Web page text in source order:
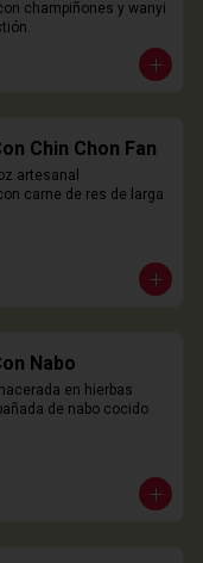
champiñones y wanyi
Chin Chon Fan
artesanal
carne de res de larga
Nabo
en hierbas
de nabo cocido